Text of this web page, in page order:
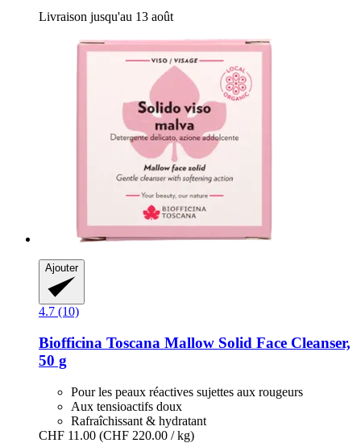
Livraison jusqu'au 13 août
Ajouter
4.7 (10)
Biofficina Toscana Mallow Solid Face Cleanser,
50 g
Pour les peaux réactives sujettes aux rougeurs
Aux tensioactifs doux
Rafraîchissant & hydratant
CHF 11.00 (CHF 220.00 / kg)